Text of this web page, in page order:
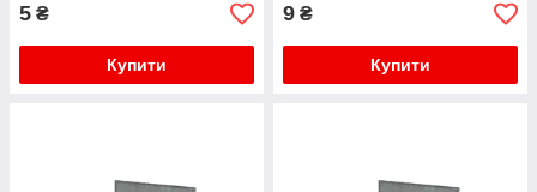
5 ₴
Купити
9 ₴
Купити